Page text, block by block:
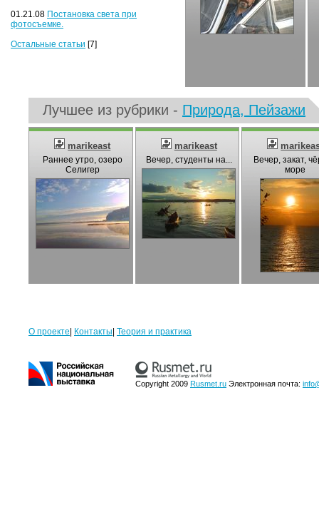
01.21.08 Постановка света при
фотосъемке.
Остальные статьи [7]
Лучшее из рубрики - Природа, Пейзажи
marikeast
Раннее утро, озеро
Селигер
marikeast
Вечер, студенты на...
Вечер, закат,
море
О проекте Контакты Теория и практика
Copyright 2009 Rusmet.ru Электронная почта: